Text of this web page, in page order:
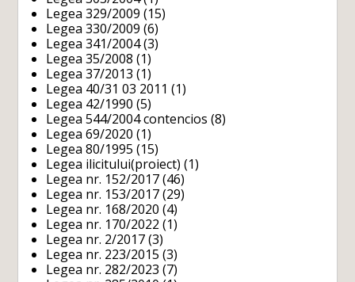
Legea 329/2009 (15)
Legea 330/2009 (6)
Legea 341/2004(3)
Legea 35/2008 (1)
Legea 37/2013 (1)
Legea 40/31 03 2011 (1)
Legea 42/1990 (5)
Legea 544/2004 contencios (8)
Legea 69/2020 (1)
Legea 80/1995 (15)
Legea ilicitului(proiect) (1)
Legea nr. 152/2017 (46)
Legea nr. 153/2017 (29)
Legea nr. 168/2020 (4)
Legea nr. 170/2022 (1)
Legea nr. 2/2017 (3)
Legea nr. 223/2015 (3)
Legea nr. 282/2023 (7)